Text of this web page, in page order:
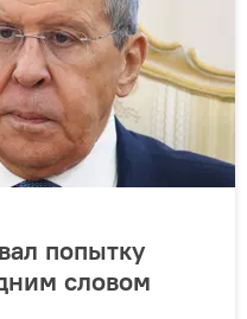
попытку
словом